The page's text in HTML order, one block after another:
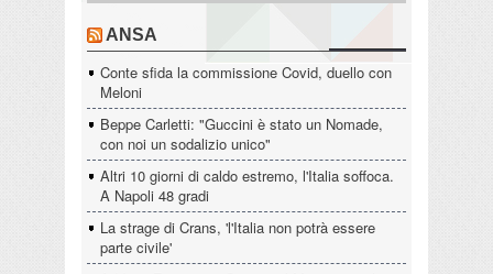
ANSA
Conte sfida la commissione Covid, duello con
Meloni
Beppe Carletti: "Guccini è stato un Nomade,
con noi un sodalizio unico"
Altri 10 giorni di caldo estremo, l'Italia soffoca.
A Napoli 48 gradi
La strage di Crans, 'l'Italia non potrà essere
parte civile'